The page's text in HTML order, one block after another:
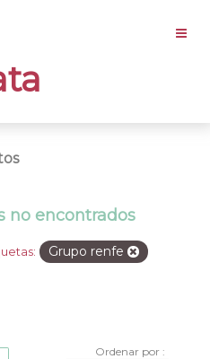
no encontrados
Grupo renfe
Ordenar por